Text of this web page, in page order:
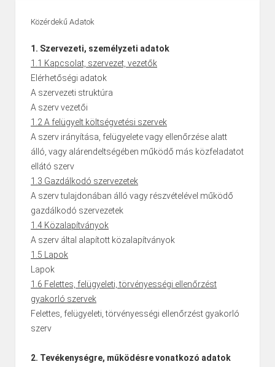
Közérdekű Adatok
1. Szervezeti, személyzeti adatok
1.1 Kapcsolat, szervezet, vezetők
Elérhetőségi adatok
A szervezeti struktúra
A szerv vezetői
1.2 A felügyelt költségvetési szervek
A szerv irányítása, felügyelete vagy ellenőrzése alatt
álló, vagy alárendeltségében működő más közfeladatot
ellátó szerv
1.3 Gazdálkodó szervezetek
A szerv tulajdonában álló vagy részvételével működő
gazdálkodó szervezetek
1.4 Közalapítványok
A szerv által alapított közalapítványok
1.5 Lapok
Lapok
1.6 Felettes, felügyeleti, törvényességi ellenőrzést
gyakorló szervek
Felettes, felügyeleti, törvényességi ellenőrzést gyakorló
szerv
2. Tevékenységre, működésre vonatkozó adatok